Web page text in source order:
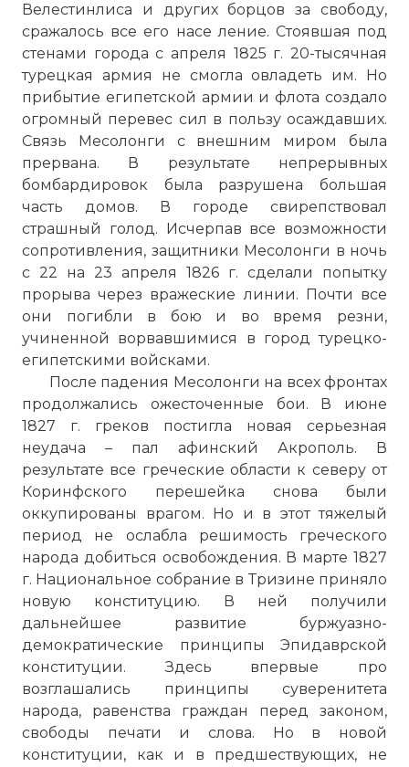
Велестинлиса и других борцов за свободу,
сражалось все его насе ление. Стоявшая под
стенами города с апреля 1825 г. 20-тысячная
турецкая армия не смогла овладеть им. Но
прибытие египетской армии и флота создало
огромный перевес сил в пользу осаждавших.
Связь Месолонги с внешним миром была
прервана. В результате непрерывных
бомбардировок была разрушена большая
часть домов. В городе свирепствовал
страшный голод. Исчерпав все возможности
сопротивления, защитники Месолонги в ночь
с 22 на 23 апреля 1826 г. сделали попытку
прорыва через вражеские линии. Почти все
они погибли в бою и во время резни,
учиненной ворвавшимися в город турецко-
египетскими войсками.
После падения Месолонги на всех фронтах
продолжались ожесточенные бои. В июне
1827 г. греков постигла новая серьезная
неудача – пал афинский Акрополь. В
результате все греческие области к северу от
Коринфского перешейка снова были
оккупированы врагом. Но и в этот тяжелый
период не ослабла решимость греческого
народа добиться освобождения. В марте 1827
г. Национальное собрание в Тризине приняло
новую конституцию. В ней получили
дальнейшее развитие буржуазно-
демократические принципы Эпидаврской
конституции. Здесь впервые про
возглашались принципы суверенитета
народа, равенства граждан перед законом,
свободы печати и слова. Но в новой
конституции, как и в предшествующих, не
☓
Герман благословляет знамя восставших
в монастыре Агиа Лавра. Картина
Теодороса Вризакиса, 1865.
Фото статьи: